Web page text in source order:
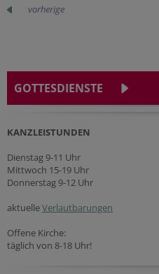
vorherige
GOTTESDIENSTE
KANZLEISTUNDEN
Dienstag 9-11 Uhr
Mittwoch 15-19 Uhr
Donnerstag 9-12 Uhr
aktuelleVerlautbarungen
Offene Kirche:
täglich von 8-18 Uhr!